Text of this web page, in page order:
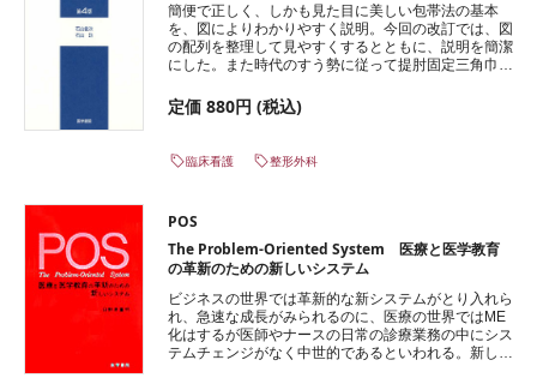
簡便で正しく、しかも見た目に美しい包帯法の基本
を、図によりわかりやすく説明。今回の改訂では、図
の配列を整理して見やすくするとともに、説明を簡潔
にした。また時代のすう勢に従って提肘固定三角巾、
定価 880円 (税込)
臨床看護 整形外科
POS
The Problem-Oriented System 医療と医学教育
の革新のための新しいシステム
ビジネスの世界では革新的な新システムがとり入れら
れ、急速な成長がみられるのに、医療の世界ではME
化はするが医師やナースの日常の診療業務の中にシス
テムチェンジがなく中世的であるといわれる。新しく